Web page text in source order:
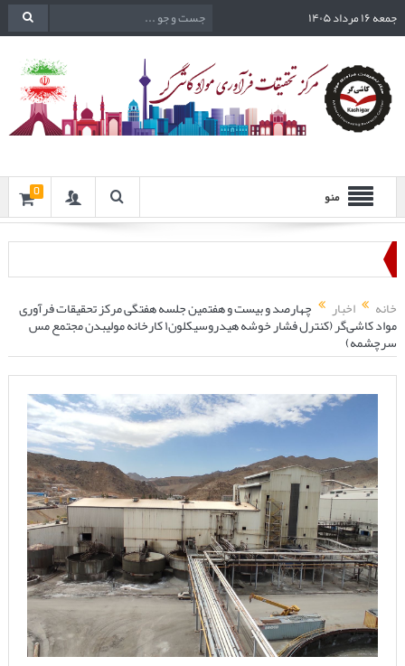
جمعه ۱۶ مرداد ۱۴۰۵
منو 0
خانه اخبار چهارصد و بیست و هفتمین جلسه هفتگی مرکز تحقیقات فرآوری
مواد کاشی‌گر (کنترل فشار خوشه هیدروسیکلون۱ کارخانه مولیبدن مجتمع مس
سرچشمه)